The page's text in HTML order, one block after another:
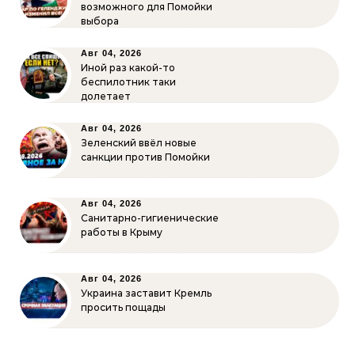
возможного для Помойки
выбора
Авг 04, 2026
Иной раз какой-то
беспилотник таки
долетает
Авг 04, 2026
Зеленский ввёл новые
санкции против Помойки
Авг 04, 2026
Санитарно-гигиенические
работы в Крыму
Авг 04, 2026
Украина заставит Кремль
просить пощады